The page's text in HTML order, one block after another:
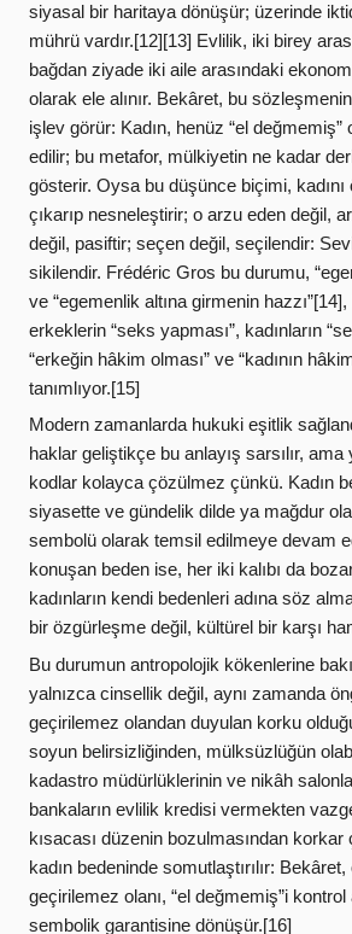
siyasal bir haritaya dönüşür; üzerinde
mührü vardır.[12][13] Evlilik, iki birey
bağdan ziyade iki aile arasındaki
olarak ele alınır. Bekâret, bu
işlev görür: Kadın, henüz “el değmemiş”
edilir; bu metafor, mülkiyetin ne kadar
gösterir. Oysa bu düşünce biçimi,
çıkarıp nesneleştirir; o arzu eden değil,
değil, pasiftir; seçen değil, seçilendir:
sikilendir. Frédéric Gros bu durumu,
ve “egemenlik altına girmenin
erkeklerin “seks yapması”, kadınların
“erkeğin hâkim olması” ve “kadının
tanımlıyor.[15]
Modern zamanlarda hukuki eşitlik
haklar geliştikçe bu anlayış sarsılır, ama
kodlar kolayca çözülmez çünkü. Kadın
siyasette ve gündelik dilde ya mağdur
sembolü olarak temsil edilmeye devam
konuşan beden ise, her iki kalıbı da
kadınların kendi bedenleri adına söz
bir özgürleşme değil, kültürel bir karşı
Bu durumun antropolojik kökenlerine
yalnızca cinsellik değil, aynı zamanda
geçirilemez olandan duyulan korku
soyun belirsizliğinden, mülksüzlüğün
kadastro müdürlüklerinin ve nikâh
bankaların evlilik kredisi vermekten
kısacası düzenin bozulmasından
kadın bedeninde somutlaştırılır:
geçirilemez olanı, “el değmemiş”i kontrol
sembolik garantisine dönüşür.[16]